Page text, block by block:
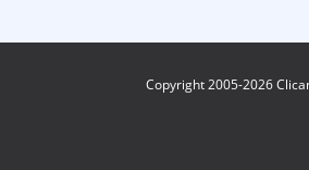
Copyright 2005-2026